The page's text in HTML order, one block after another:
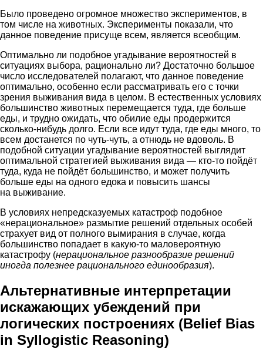
Было проведено огромное множество экспериментов, в
том числе на животных. Эксперименты показали, что
данное поведение присуще всем, является всеобщим.
Оптимально ли подобное угадывание вероятностей в
ситуациях выбора, рационально ли? Достаточно большое
число исследователей полагают, что данное поведение
оптимально, особенно если рассматривать его с точки
зрения выживания вида в целом. В естественных условиях
большинство животных перемещается туда, где больше
еды, и трудно ожидать, что обилие еды продержится
сколько-нибудь долго. Если все идут туда, где еды много, то
всем достанется по чуть-чуть, а отнюдь не вдоволь. В
подобной ситуации угадывание вероятностей выглядит
оптимальной стратегией выживания вида — кто-то пойдёт
туда, куда не пойдёт большинство, и может получить
больше еды на одного едока и повысить шансы
на выживание.
В условиях непредсказуемых катастроф подобное
«нерациональное» размытие решений отдельных особей
страхует вид от полного вымирания в случае, когда
большинство попадает в какую-то маловероятную
катастрофу (нерациональное разнообразие решений
иногда полезнее рационального единообразия).
Альтернативные интерпретации
искажающих убеждений при
логических построениях (Belief Bias
in Syllogistic Reasoning)